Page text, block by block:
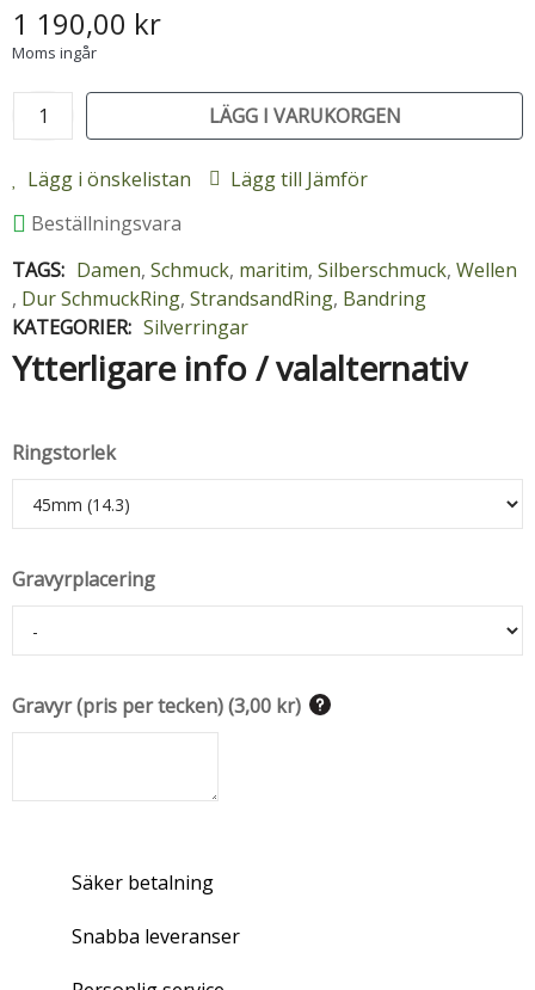
1 190,00 kr
Moms ingår
LÄGG I VARUKORGEN
Lägg i önskelistan
Lägg till Jämför
Beställningsvara
TAGS: Damen, Schmuck, maritim, Silberschmuck, Wellen
, Dur SchmuckRing, StrandsandRing, Bandring
KATEGORIER: Silverringar
Ytterligare info / valalternativ
Ringstorlek
Gravyrplacering
Gravyr (pris per tecken)(3,00 kr)
Säker betalning
Snabba leveranser